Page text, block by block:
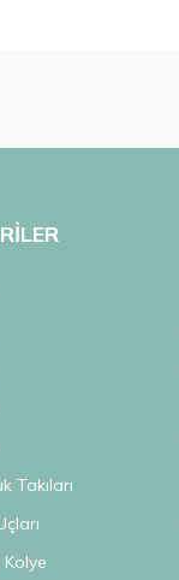
Takıları
Kolye